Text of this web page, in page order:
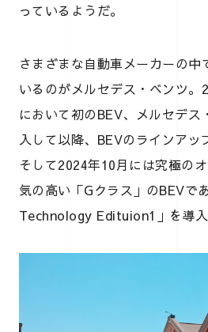
っているようだ。
さまざまな自動車メーカーの中
いるのがメルセデス・ベンツ
において初のBEV、メルセデス
入して以降、BEVのラインアッ
そして2024年10月には究極の
気の高い「Gクラス」のBEVで
Technology Edituion1」を導入